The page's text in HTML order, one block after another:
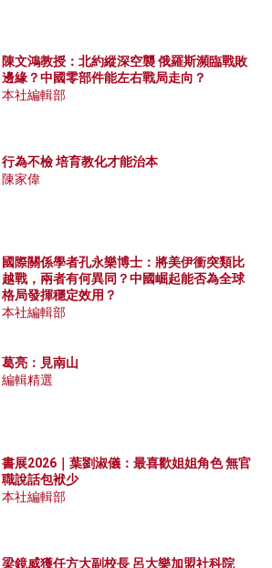
陳文鴻教授：北約縱深空襲 俄羅斯瀕臨戰敗
邊緣？中國零部件能左右戰局走向？
本社編輯部
行為不檢 培育教化才能治本
陳家偉
國際關係學者孔永樂博士：將美伊衝突類比
越戰，兩者有何異同？中國崛起能否為全球
格局發揮穩定效用？
本社編輯部
葛亮：見南山
編輯精選
書展2026｜葉劉淑儀：最喜歡姐姐角色 無官
職說話包袱少
本社編輯部
梁鏡威獲任方大副校長 呂大樂加盟社科院